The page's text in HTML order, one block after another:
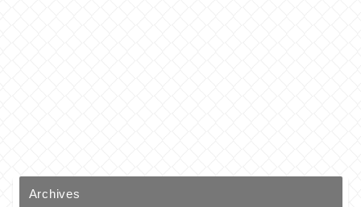
Archives